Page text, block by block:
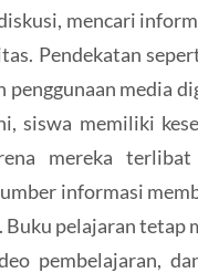
mencari
Pendekatan
penggunaan media
siswa memiliki
mereka
informasi
Buku pelajaran
pembelajaran,